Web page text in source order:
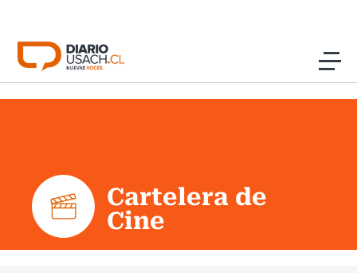
Click acá para ir directamente al contenido
Cultura
Programas Radio y TV Usach
Cartelera de
Cine